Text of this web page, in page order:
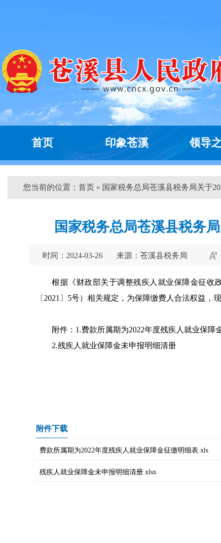
首页 印象苍溪 领导
您当前的位置： 首页 » 国家税务总局苍溪县税务局关于
国家税务总局苍溪县税务
时间：2024-03-26 来源：苍溪县税务局
根据《财政部关于调整残疾人就业保障金征收
〔2021〕5号）相关规定，为保障缴费人合法权益
附件：1.费款所属期为2022年度残疾人就业保障
2.残疾人就业保障金未申报明细清册
附件下载
费款所属期为2022年度残疾人就业保障金征缴明细表.xls
残疾人就业保障金未申报明细清册.xlsx